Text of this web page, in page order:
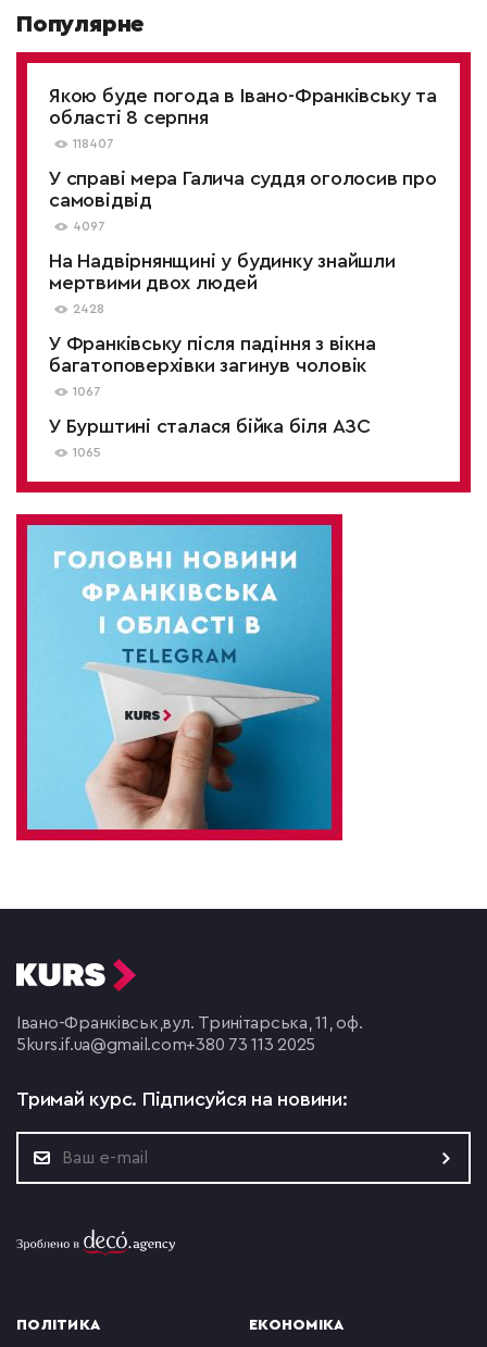
Популярне
Якою буде погода в Івано-Франківську та
області 8 серпня
118407
У справі мера Галича суддя оголосив про
самовідвід
4097
На Надвірнянщині у будинку знайшли
мертвими двох людей
2428
У Франківську після падіння з вікна
багатоповерхівки загинув чоловік
1067
У Бурштині сталася бійка біля АЗС
1065
Івано-Франківськ, вул. Тринітарська, 11, оф.
5 kurs.if.ua@gmail.com+380 73 113 2025
Тримай курс. Підписуйся на новини:
ПОЛІТИКА ЕКОНОМІКА